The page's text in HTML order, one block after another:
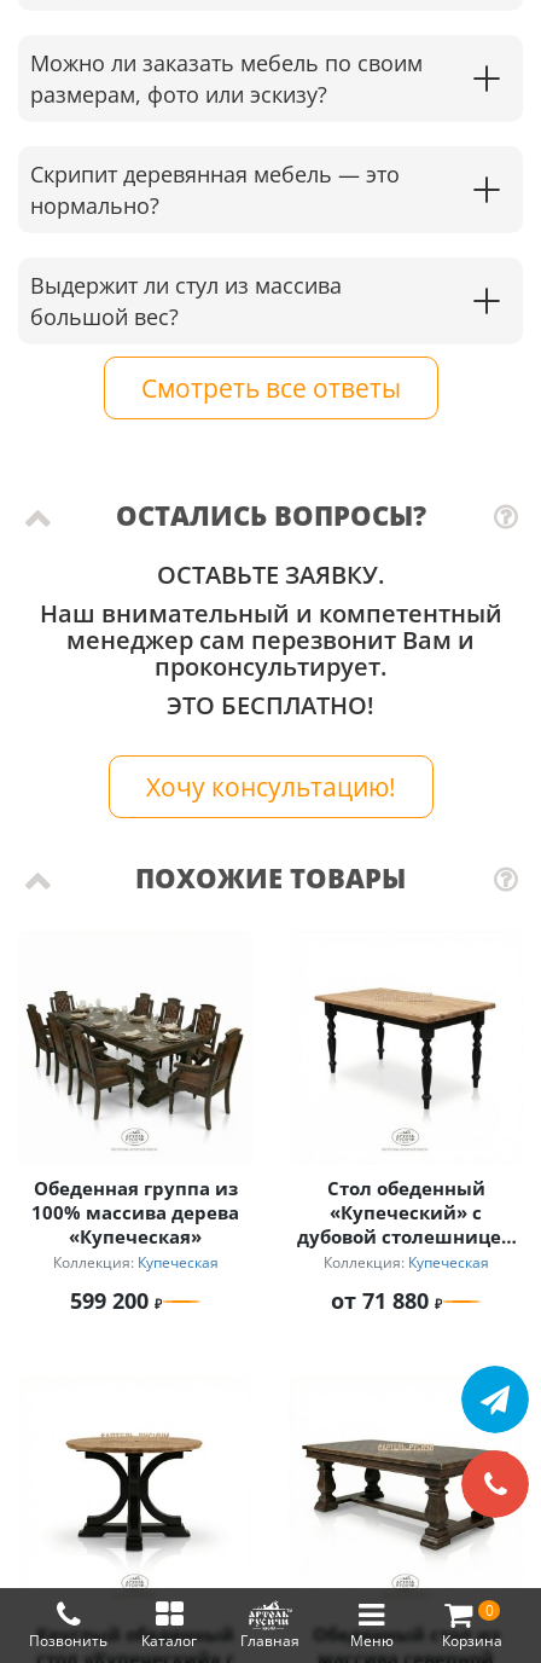
Меню
Позвонить Каталог Главная
0
Корзина
Можно ли заказать мебель по своим
размерам, фото или эскизу?
Скрипит деревянная мебель — это
нормально?
Выдержит ли стул из массива
большой вес?
Смотреть все ответы
ОСТАЛИСЬ ВОПРОСЫ?
ОСТАВЬТЕ ЗАЯВКУ.
Наш внимательный и компетентный
менеджер сам перезвонит Вам и
проконсультирует.
ЭТО БЕСПЛАТНО!
Хочу консультацию!
ПОХОЖИЕ ТОВАРЫ
Обеденная группа из
100% массива дерева
«Купеческая»
Коллекция: Купеческая
599 200
Стол обеденный
«Купеческий» с
дубовой столешницей
и фигурными ножками
Коллекция: Купеческая
от 71 880
Круглый обеденный
Обеденный стол из